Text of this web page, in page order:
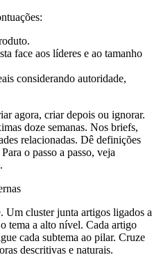
face aos líderes e ao tamanho
considerando autoridade,
agora, criar depois ou ignorar.
doze semanas. Nos briefs,
relacionadas. Dê definições
o passo a passo, veja
.
Um cluster junta artigos ligados a
tema a alto nível. Cada artigo
cada subtema ao pilar. Cruze
descritivas e naturais.